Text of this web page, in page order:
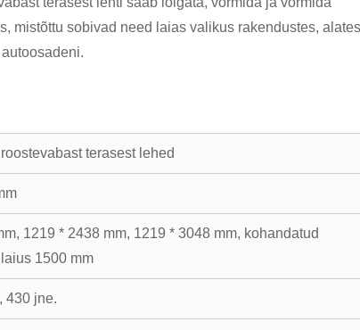
mistõttu sobivad need laias valikus rakendustes, alates
terasest lehed
1219 * 2438 mm, 1219 * 3048 mm, kohandatud
1500 mm
430 jne.